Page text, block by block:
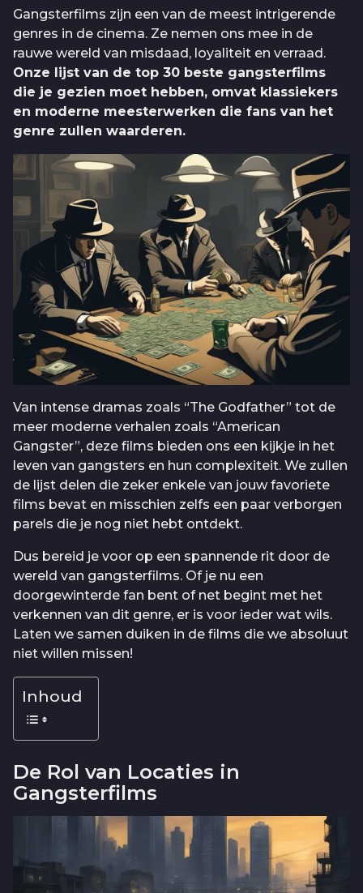
Gangsterfilms zijn een van de meest intrigerende
genres in de cinema. Ze nemen ons mee in de
rauwe wereld van misdaad, loyaliteit en verraad.
Onze lijst van de top 30 beste gangsterfilms
die je gezien moet hebben, omvat klassiekers
en moderne meesterwerken die fans van het
genre zullen waarderen.
Van intense dramas zoals “The Godfather” tot de
meer moderne verhalen zoals “American
Gangster”, deze films bieden ons een kijkje in het
leven van gangsters en hun complexiteit. We zullen
de lijst delen die zeker enkele van jouw favoriete
films bevat en misschien zelfs een paar verborgen
parels die je nog niet hebt ontdekt.
Dus bereid je voor op een spannende rit door de
wereld van gangsterfilms. Of je nu een
doorgewinterde fan bent of net begint met het
verkennen van dit genre, er is voor ieder wat wils.
Laten we samen duiken in de films die we absoluut
niet willen missen!
Inhoud
De Rol van Locaties in
Gangsterfilms